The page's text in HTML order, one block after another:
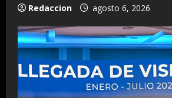
Redaccion agosto 6, 2026